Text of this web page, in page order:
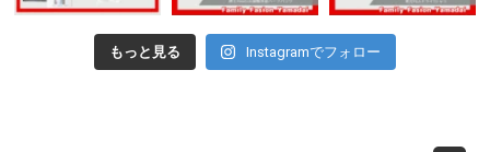
もっと見る Instagramでフォロー